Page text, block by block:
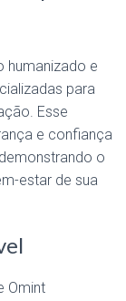
humanizado e
para
Esse
e confiança
o
estar de sua
Omint